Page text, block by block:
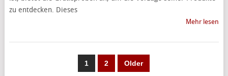
zu entdecken. Dieses
Mehr lesen
SEITENNUMMERIERUNG
1 2 Older